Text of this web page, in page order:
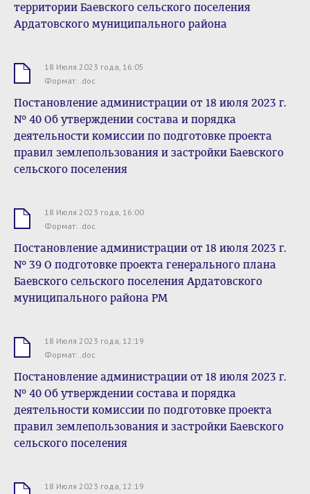
территории Баевского сельского поселения
Ардатовского муниципального района
18 Июля 2023 года, 16:05
Формат: .doc
Постановление администрации от 18 июля 2023 г.
№ 40 Об утверждении состава и порядка
деятельности комиссии по подготовке проекта
правил землепользования и застройки Баевского
сельского поселения
18 Июля 2023 года, 16:00
Формат: .doc
Постановление администрации от 18 июля 2023 г.
№ 39 О подготовке проекта генерального плана
Баевского сельского поселения Ардатовского
муниципального района РМ
18 Июля 2023 года, 12:19
Формат: .doc
Постановление администрации от 18 июля 2023 г.
№ 40 Об утверждении состава и порядка
деятельности комиссии по подготовке проекта
правил землепользования и застройки Баевского
сельского поселения
18 Июля 2023 года, 12:19